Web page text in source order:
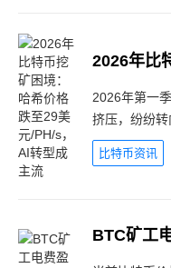
2026年比
2026年第一
挤压，纷纷
比特币资讯
BTC矿工